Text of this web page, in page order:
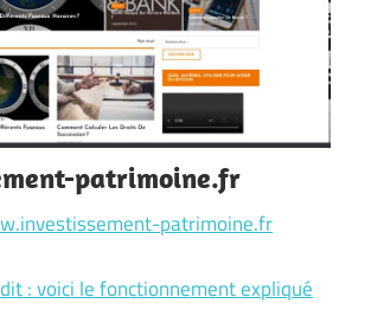
patrimoine.fr
patrimoine.fr
: voici le fonctionnement expliqué